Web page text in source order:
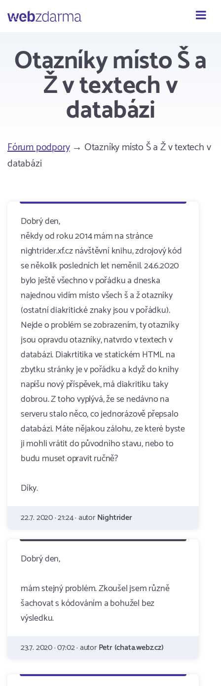
Webzdarma
Otazníky místo Š a
Ž v textech v
databázi
Fórum podpory→ Otazníky místo Š a Ž v textech v
databázi
Dobrý den,
někdy od roku 2014 mám na stránce
nightrider.xf.cz návštěvní knihu, zdrojový kód
se několik posledních let neměnil. 24.6.2020
bylo ještě všechno v pořádku a dneska
najednou vidím místo všech š a ž otazníky
(ostatní diakritické znaky jsou v pořádku).
Nejde o problém se zobrazením, ty otazníky
jsou opravdu otazníky, natvrdo v textech v
databázi. Diakrtitika ve statickém HTML na
zbytku stránky je v pořádku a když do knihy
napíšu nový příspěvek, má diakritiku taky
dobrou. Z toho vyplývá, že se nedávno na
serveru stalo něco, co jednorázově přepsalo
databázi. Máte nějakou zálohu, ze které byste
ji mohli vrátit do původního stavu, nebo to
budu muset opravit ručně?
Díky.
22.7. 2020 · 21:24 · autorNightrider
Dobrý den,
mám stejný problém. Zkoušel jsem různě
šachovat s kódováním a bohužel bez
výsledku.
23.7. 2020 · 07:02 · autorPetr (chata.webz.cz)